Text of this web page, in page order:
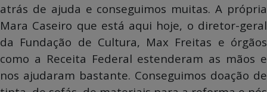
atrás de ajuda e conseguimos muitas. A própria
Mara Caseiro que está aqui hoje, o diretor-geral
da Fundação de Cultura, Max Freitas e órgãos
como a Receita Federal estenderam as mãos e
nos ajudaram bastante. Conseguimos doação de